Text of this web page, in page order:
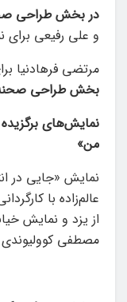
در بخش طراحی
و علی رفیعی برای
مرتضی فرهادنیا
بخش طراحی
نمایش‌های
من»
نمایش «جایی در
عالم‌زاده با
از یزد و نمایش
مصطفی کوولیوندی